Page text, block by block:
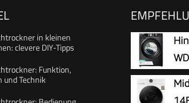
in kleinen
clevere DIY-Tipps
Funktion,
und Technik
Life /16